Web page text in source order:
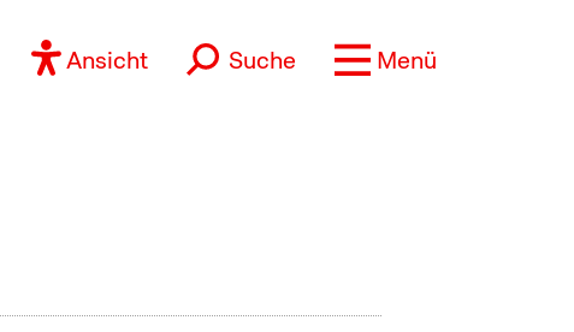
Ansicht Suche Menü